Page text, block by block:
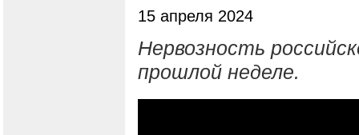
15 апреля 2024
Нервозность
прошлой неделе.